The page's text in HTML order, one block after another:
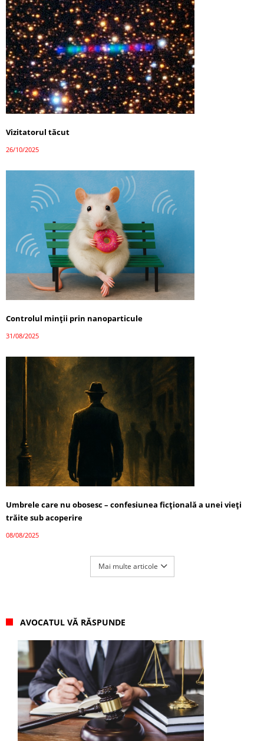
Vizitatorul tăcut
26/10/2025
Controlul minții prin nanoparticule
31/08/2025
Umbrele care nu obosesc – confesiunea ficțională a unei vieți
trăite sub acoperire
08/08/2025
Mai multe articole
AVOCATUL VĂ RĂSPUNDE